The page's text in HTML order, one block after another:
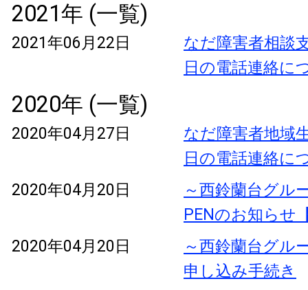
2021年 (一覧)
2021年06月22日
なだ障害者相談
日の電話連絡に
2020年 (一覧)
2020年04月27日
なだ障害者地域
日の電話連絡に
2020年04月20日
～西鈴蘭台グル
PENのお知らせ
2020年04月20日
～西鈴蘭台グル
申し込み手続き